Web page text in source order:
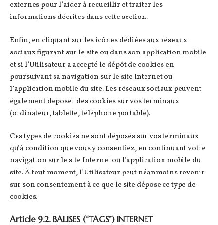
externes pour l’aider à recueillir et traiter les
informations décrites dans cette section.
Enfin, en cliquant sur les icônes dédiées aux réseaux
sociaux figurant sur le site ou dans son application mobile
et si l’Utilisateur a accepté le dépôt de cookies en
poursuivant sa navigation sur le site Internet ou
l’application mobile du site. Les réseaux sociaux peuvent
également déposer des cookies sur vos terminaux
(ordinateur, tablette, téléphone portable).
Ces types de cookies ne sont déposés sur vos terminaux
qu’à condition que vous y consentiez, en continuant votre
navigation sur le site Internet ou l’application mobile du
site. À tout moment, l’Utilisateur peut néanmoins revenir
sur son consentement à ce que le site dépose ce type de
cookies.
Article 9.2. BALISES (“TAGS”) INTERNET